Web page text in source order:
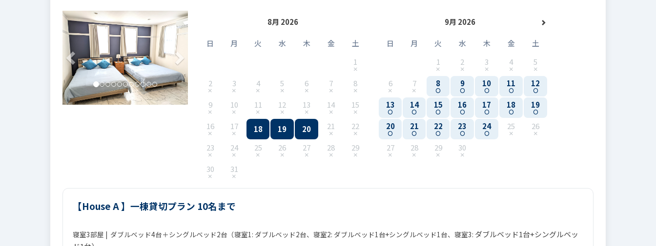
Previous Next 8月 2026
日 月 火 水 木 金
土
1
2 3 4 5 6 7 8
9 10 11 12 13 14 15
16 17 18 19 20 21 22
23 24 25 26 27 28 29
30 31
9月 2026
日 月 火 水 木 金
土
1
2 3 4 5
6 7 8 9 10 11 12
13 14 15 16 17 18 19
20 21 22 23 24 25 26
27 28 29 30
【House A 】一棟貸切プラン 10名まで
寝室3部屋 | ダブルベッド4台＋シングルベッド2台（寝室1: ダブルベッド2台、寝室2: ダブルベッド1台+シングルベッド1台、寝室3: ダブルベッド1台+シングルベッ